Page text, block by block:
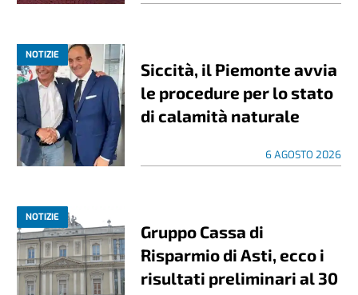
NOTIZIE
Siccità, il Piemonte avvia
le procedure per lo stato
di calamità naturale
6 AGOSTO 2026
NOTIZIE
Gruppo Cassa di
Risparmio di Asti, ecco i
risultati preliminari al 30